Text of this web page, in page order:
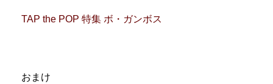
TAP the POP 特集 ボ・ガンボス
おまけ